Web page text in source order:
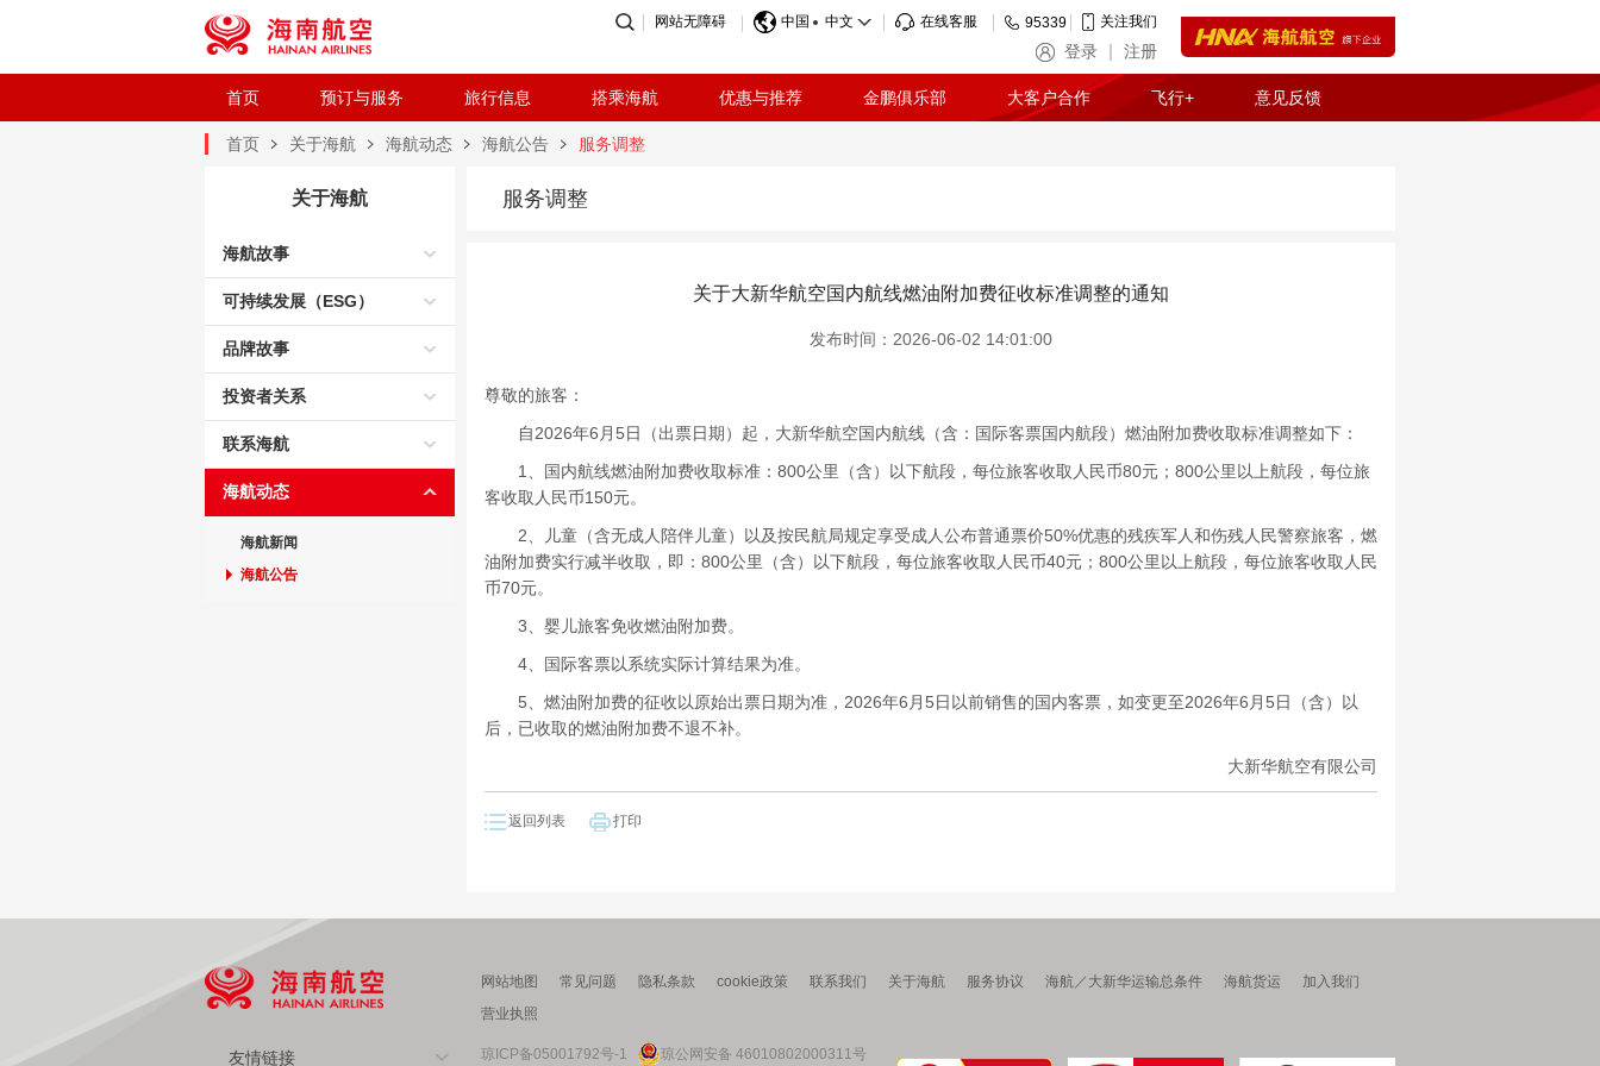
网站无障碍 中国 中文 在线客服 95339 关注我们
登录 注册
首页 预订与服务 旅行信息 搭乘海航 优惠与推荐 金鹏俱乐部 大客户合作 飞行+ 意见反馈
首页 关于海航 海航动态 海航公告 服务调整
关于海航
海航故事
可持续发展（ESG）
品牌故事
投资者关系
联系海航
海航动态
海航新闻
海航公告
服务调整
关于大新华航空国内航线燃油附加费征收标准调整的通知
发布时间：2026-06-02 14:01:00
尊敬的旅客：
自2026年6月5日（出票日期）起，大新华航空国内航线（含：国际客票国内航段）燃油附加费收取标准调整如下：
1、国内航线燃油附加费收取标准：800公里（含）以下航段，每位旅客收取人民币80元；800公里以上航段，每位旅
客收取人民币150元。
2、儿童（含无成人陪伴儿童）以及按民航局规定享受成人公布普通票价50%优惠的残疾军人和伤残人民警察旅客，燃
油附加费实行减半收取，即：800公里（含）以下航段，每位旅客收取人民币40元；800公里以上航段，每位旅客收取人民
币70元。
3、婴儿旅客免收燃油附加费。
4、国际客票以系统实际计算结果为准。
5、燃油附加费的征收以原始出票日期为准，2026年6月5日以前销售的国内客票，如变更至2026年6月5日（含）以
后，已收取的燃油附加费不退不补。
大新华航空有限公司
返回列表 打印
友情链接
网站地图 常见问题 隐私条款 cookie政策 联系我们 关于海航 服务协议 海航／大新华运输总条件 海航货运
加入我们
营业执照
琼ICP备05001792号-1 琼公网安备 46010802000311号